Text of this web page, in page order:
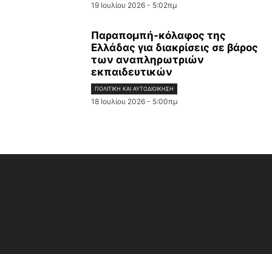
19 Ιουλίου 2026 - 5:02πμ
Παραπομπή-κόλαφος της
Ελλάδας για διακρίσεις σε βάρος
των αναπληρωτριών
εκπαιδευτικών
ΠΟΛΙΤΙΚΉ ΚΑΙ ΑΥΤΟΔΙΟΊΚΗΣΗ
18 Ιουλίου 2026 - 5:00πμ